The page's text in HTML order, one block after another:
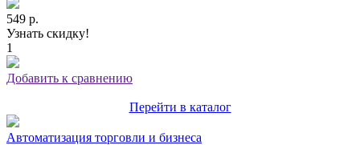
549 р.
Узнать скидку!
1
Добавить к сравнению
Перейти в каталог
Автоматизация торговли и бизнеса